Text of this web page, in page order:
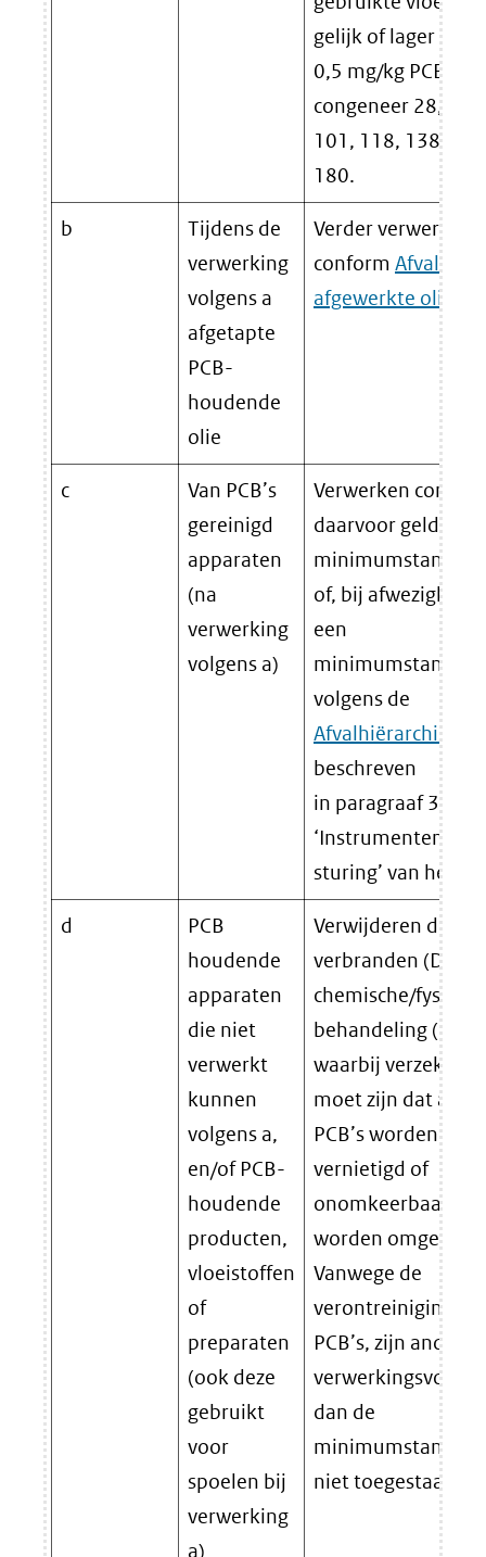
gelijk of lager is
0,5 mg/kg PCB’s
congeneer 28, 52,
101, 118, 138,
180.
b
Tijdens de
verwerking
volgens a
afgetapte
PCB-
houdende
olie
Verder verwerken
conform Afvalplan
afgewerkte olie
c
Van PCB’s
gereinigd
apparaten
(na
verwerking
volgens a)
Verwerken
daarvoor geldende
of, bij afwezigheid
een
volgens de
Afvalhiërarchie
beschreven
in paragraaf 3.3 in
‘Instrumenten
sturing’ van het
d
PCB
houdende
apparaten
die niet
verwerkt
kunnen
volgens a,
en/of PCB-
houdende
producten,
vloeistoffen
of
preparaten
(ook deze
gebruikt
voor
spoelen bij
verwerking
a)
Verwijderen door
verbranden (D10)
chemische/fysische
behandeling (D09)
waarbij verzekerd
moet zijn dat alle
PCB’s worden
vernietigd of
onomkeerbaar
worden omgezet.
Vanwege de
verontreiniging
PCB’s, zijn andere
dan de
niet toegestaan.